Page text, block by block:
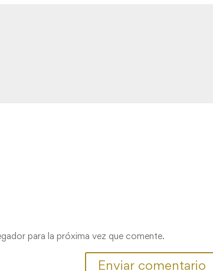
para la próxima vez que comente.